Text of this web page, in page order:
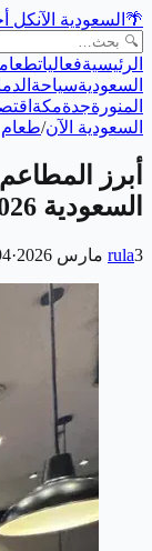
🌴 السعودية الآنكل
الرئيسيةفعالياتطعام
السعوديةسياحة
المنورةجدةمكة
السعودية الآن/طعام
أبرز
السعودية 2026
rula3 مارس 2026 ·